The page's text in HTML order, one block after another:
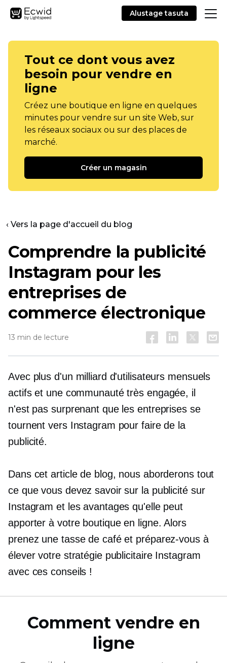
Alustage tasuta
Tout ce dont vous avez
besoin pour vendre en
ligne
Créez une boutique en ligne en quelques
minutes pour vendre sur un site Web, sur
les réseaux sociaux ou sur des places de
marché.
Créer un magasin
‹ Vers la page d'accueil du blog
Comprendre la publicité
Instagram pour les
entreprises de
commerce électronique
13 min de lecture
Avec plus d'un milliard d'utilisateurs mensuels
actifs et une communauté très engagée, il
n'est pas surprenant que les entreprises se
tournent vers Instagram pour faire de la
publicité.
Dans cet article de blog, nous aborderons tout
ce que vous devez savoir sur la publicité sur
Instagram et les avantages qu'elle peut
apporter à votre boutique en ligne. Alors
prenez une tasse de café et préparez-vous à
élever votre stratégie publicitaire Instagram
avec ces conseils !
Comment vendre en
ligne